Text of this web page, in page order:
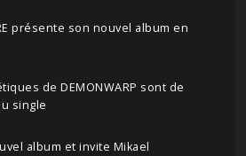
présente son nouvel album en
de DEMONWARP sont de
single
album et invite Mikael